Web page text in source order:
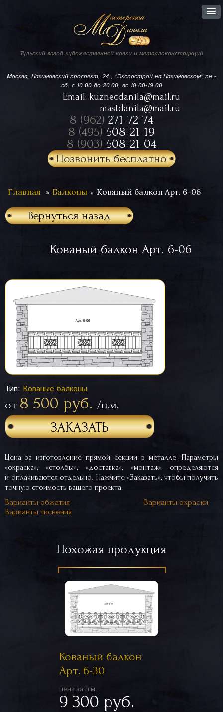
Тульский завод художественной ковки и металлоконструкций
Москва, Нахимовский проспект, 24 , "Экспострой на Нахимовском"пн.-
сб. с 10.00 до 20.00, вс 10.00-19.00
Email: kuznecdanila@mail.ru
mastdanila@mail.ru
8 (962) 271-72-74
8 (495) 508-21-19
8 (903) 508-21-04
Позвонить бесплатно
Главная Балконы Кованый балкон Арт. 6-06
Вернуться назад
Кованый балкон Арт. 6-06
Тип: Кованые балконы
от 8 500 руб. /п.м.
ЗАКАЗАТЬ
Цена за изготовление прямой секции в металле. Параметры
«окраска», «столбы», «доставка», «монтаж» определяются
и оплачиваются отдельно. Нажмите «Заказать», чтобы получить
точную стоимость вашего проекта.
Варианты обжатия
Варианты окраски
Варианты тиснения
Похожая продукция
Кованый балкон
Арт. 6-30
цена за п.м.
9 300 руб.